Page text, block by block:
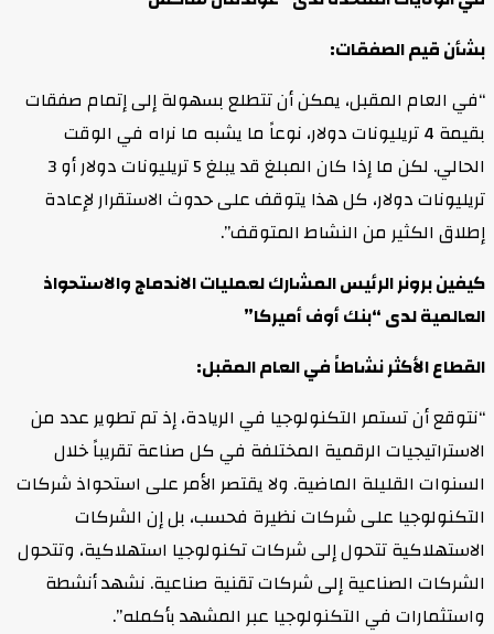
بشأن قيم الصفقات:
“في العام المقبل، يمكن أن تتطلع بسهولة إلى إتمام صفقات
بقيمة 4 تريليونات دولار، نوعاً ما يشبه ما نراه في الوقت
الحالي. لكن ما إذا كان المبلغ قد يبلغ 5 تريليونات دولار أو 3
تريليونات دولار، كل هذا يتوقف على حدوث الاستقرار لإعادة
إطلاق الكثير من النشاط المتوقف”.
كيفين برونر الرئيس المشارك لعمليات الاندماج والاستحواذ
العالمية لدى “بنك أوف أميركا”
القطاع الأكثر نشاطاً في العام المقبل:
“نتوقع أن تستمر التكنولوجيا في الريادة، إذ تم تطوير عدد من
الاستراتيجيات الرقمية المختلفة في كل صناعة تقريباً خلال
السنوات القليلة الماضية. ولا يقتصر الأمر على استحواذ شركات
التكنولوجيا على شركات نظيرة فحسب، بل إن الشركات
الاستهلاكية تتحول إلى شركات تكنولوجيا استهلاكية، وتتحول
الشركات الصناعية إلى شركات تقنية صناعية. نشهد أنشطة
واستثمارات في التكنولوجيا عبر المشهد بأكمله”.